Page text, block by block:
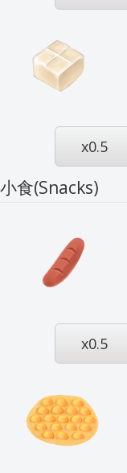
x0.5
小食(Snacks)
x0.5